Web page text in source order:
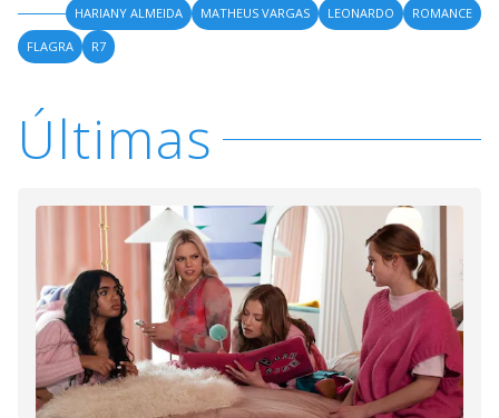
HARIANY ALMEIDA MATHEUS VARGAS LEONARDO
ROMANCE
FLAGRA
R7
Últimas